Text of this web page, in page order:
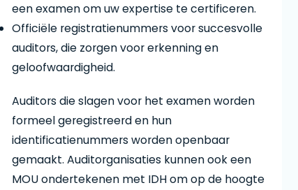
een examen om uw expertise te certificeren.
Officiële registratienummers voor succesvolle
auditors, die zorgen voor erkenning en
geloofwaardigheid.
Auditors die slagen voor het examen worden
formeel geregistreerd en hun
identificatienummers worden openbaar
gemaakt. Auditorganisaties kunnen ook een
MOU ondertekenen met IDH om op de hoogte